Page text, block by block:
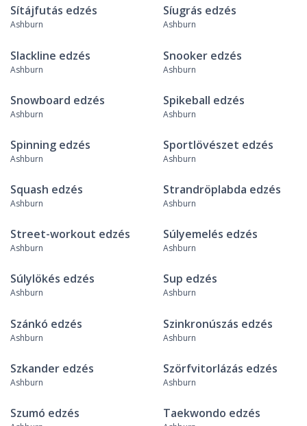
Sítájfutás edzés
Ashburn
Síugrás edzés
Ashburn
Slackline edzés
Ashburn
Snooker edzés
Ashburn
Snowboard edzés
Ashburn
Spikeball edzés
Ashburn
Spinning edzés
Ashburn
Sportlövészet edzés
Ashburn
Squash edzés
Ashburn
Strandröplabda edzés
Ashburn
Street-workout edzés
Ashburn
Súlyemelés edzés
Ashburn
Súlylökés edzés
Ashburn
Sup edzés
Ashburn
Szánkó edzés
Ashburn
Szinkronúszás edzés
Ashburn
Szkander edzés
Ashburn
Szörfvitorlázás edzés
Ashburn
Szumó edzés Taekwondo edzés